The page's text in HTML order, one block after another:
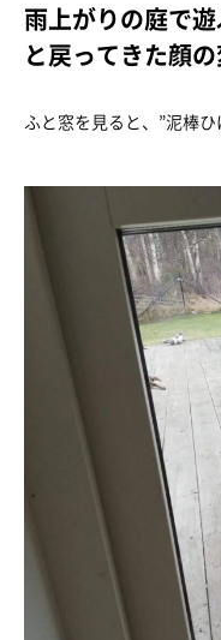
雨上がりの庭で
と戻ってきた顔
ふと窓を見ると、”泥棒ひ